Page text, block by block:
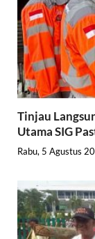
Tinjau
Utama SIG
Rabu, 5 Agustus